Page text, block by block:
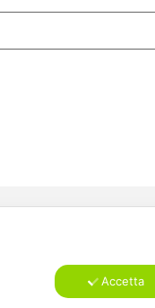
location@corefab.it
Via Po, 77 20032 Cormano (MI)
Accetta